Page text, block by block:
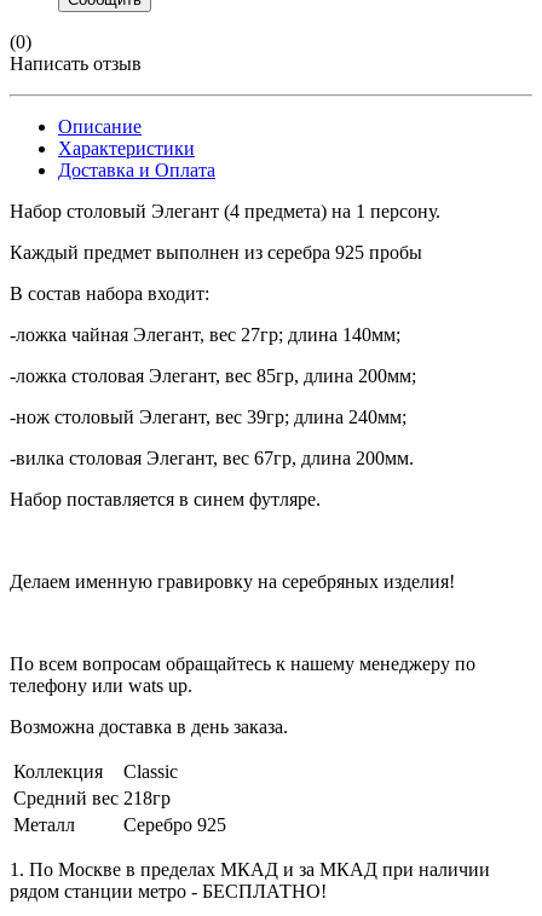
(0)
Написать отзыв
Описание
Характеристики
Доставка и Оплата
Набор столовый Элегант (4 предмета) на 1 персону.
Каждый предмет выполнен из серебра 925 пробы
В состав набора входит:
-ложка чайная Элегант, вес 27гр; длина 140мм;
-ложка столовая Элегант, вес 85гр, длина 200мм;
-нож столовый Элегант, вес 39гр; длина 240мм;
-вилка столовая Элегант, вес 67гр, длина 200мм.
Набор поставляется в синем футляре.
Делаем именную гравировку на серебряных изделия!
По всем вопросам обращайтесь к нашему менеджеру по
телефону или wats up.
Возможна доставка в день заказа.
Коллекция
Classic
Средний вес 218гр
Металл
Серебро 925
1. По Москве в пределах МКАД и за МКАД при наличии
рядом станции метро - БЕСПЛАТНО!